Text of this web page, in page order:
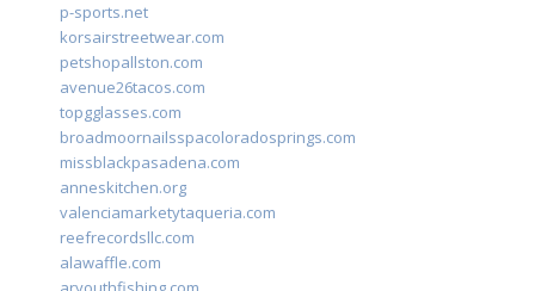
p-sports.net
korsairstreetwear.com
petshopallston.com
avenue26tacos.com
topgglasses.com
broadmoornailsspacoloradosprings.com
missblackpasadena.com
anneskitchen.org
valenciamarketytaqueria.com
reefrecordsllc.com
alawaffle.com